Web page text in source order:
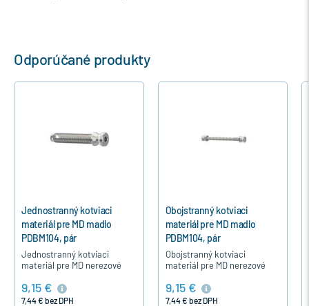
Odporúčané produkty
Jednostranný kotviaci
materiál pre MD madlo
PDBM104, pár
Jednostranný kotviaci
materiál pre MD nerezové
9,15 €
7,44 € bez DPH
Obojstranný kotviaci
materiál pre MD madlo
PDBM104, pár
Obojstranný kotviaci
materiál pre MD nerezové
9,15 €
7,44 € bez DPH